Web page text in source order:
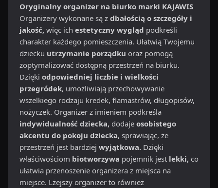
Oryginalny organizer na biurko marki KAJAWIS
Organizery wykonane są z dbałością o szczegóły i
jakość, więc ich estetyczny wygląd podkreśli
charakter każdego pomieszczenia. Ułatwią Twojemu
dziecku utrzymanie porządku oraz pomogą
zoptymalizować dostępną przestrzeń na biurku.
Dzięki odpowiedniej liczbie i wielkości
przegródek, umożliwiają przechowywanie
wszelkiego rodzaju kredek, flamastrów, długopisów,
nożyczek. Organizer z imieniem podkreśla
indywidualność dziecka, dodaje osobistego
akcentu do pokoju dziecka, sprawiając, że
przestrzeń jest bardziej wyjątkowa. Dzięki
właściwościom biotworzywa pojemnik jest lekki, co
ułatwia przenoszenie organizera z miejsca na
miejsce. Lżejszy organizer to również